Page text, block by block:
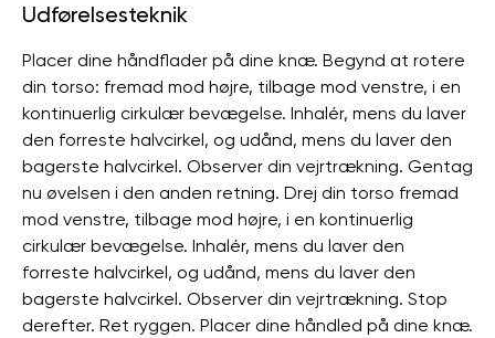
Udførelsesteknik
Placer dine håndflader på dine knæ. Begynd at rotere
din torso: fremad mod højre, tilbage mod venstre, i en
kontinuerlig cirkulær bevægelse. Inhalér, mens du laver
den forreste halvcirkel, og udånd, mens du laver den
bagerste halvcirkel. Observer din vejrtrækning. Gentag
nu øvelsen i den anden retning. Drej din torso fremad
mod venstre, tilbage mod højre, i en kontinuerlig
cirkulær bevægelse. Inhalér, mens du laver den
forreste halvcirkel, og udånd, mens du laver den
bagerste halvcirkel. Observer din vejrtrækning. Stop
derefter. Ret ryggen. Placer dine håndled på dine knæ.